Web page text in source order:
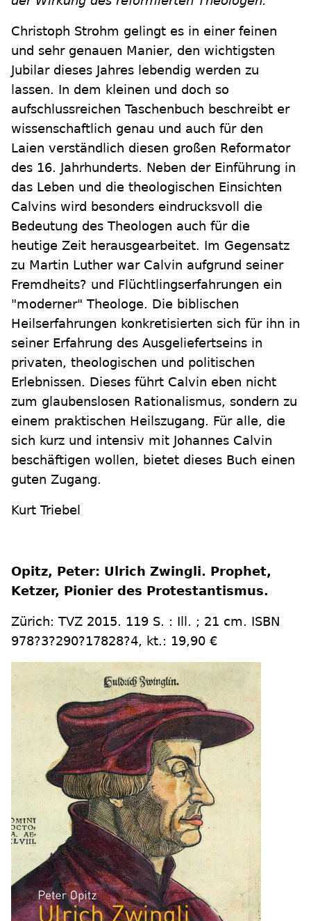
Christoph Strohm gelingt es in einer feinen
und sehr genauen Manier, den wichtigsten
Jubilar dieses Jahres lebendig werden zu
lassen. In dem kleinen und doch so
aufschlussreichen Taschenbuch beschreibt er
wissenschaftlich genau und auch für den
Laien verständlich diesen großen Reformator
des 16. Jahrhunderts. Neben der Einführung in
das Leben und die theologischen Einsichten
Calvins wird besonders eindrucksvoll die
Bedeutung des Theologen auch für die
heutige Zeit herausgearbeitet. Im Gegensatz
zu Martin Luther war Calvin aufgrund seiner
Fremdheits? und Flüchtlingserfahrungen ein
"moderner" Theologe. Die biblischen
Heilserfahrungen konkretisierten sich für ihn in
seiner Erfahrung des Ausgeliefertseins in
privaten, theologischen und politischen
Erlebnissen. Dieses führt Calvin eben nicht
zum glaubenslosen Rationalismus, sondern zu
einem praktischen Heilszugang. Für alle, die
sich kurz und intensiv mit Johannes Calvin
beschäftigen wollen, bietet dieses Buch einen
guten Zugang.
Kurt Triebel
Opitz, Peter: Ulrich Zwingli. Prophet,
Ketzer, Pionier des Protestantismus.
Zürich: TVZ 2015. 119 S. : Ill. ; 21 cm. ISBN
978?3?290?17828?4, kt.: 19,90 €